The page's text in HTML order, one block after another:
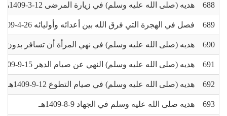
688 هديه (صلى الله عليه وسلم) في زيارة المرضى 12-3-1409هـ
689 فصل في الهجرة التي فرق الله بين أعدائه وأوليائه 26-4-1409هـ
690 هديه (صلى الله عليه وسلم) في نهي المرأة أن تسافر بدون محرم 29-4-
691 هديه (صلى الله عليه وسلم) النهي عن صيام الدهر 15-9-1409هـ
692 هديه (صلى الله عليه وسلم) في صيام التطوع 12-9-1409هـ
693 هديه صلى الله عليه وسلم في الجهاد 9-8-1409هـ